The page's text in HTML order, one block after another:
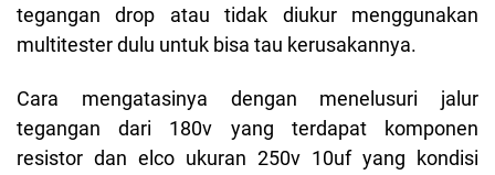
tegangan drop atau tidak diukur menggunakan
multitester dulu untuk bisa tau kerusakannya.
Cara mengatasinya dengan menelusuri jalur
tegangan dari 180v yang terdapat komponen
resistor dan elco ukuran 250v 10uf yang kondisi